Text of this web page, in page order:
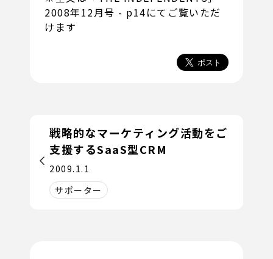
2008年12月号 - p14にてご覧いただ
けます
戦略的なマーケティング活動をご
支援するSaaS型CRM
2009.1.1
サポーター